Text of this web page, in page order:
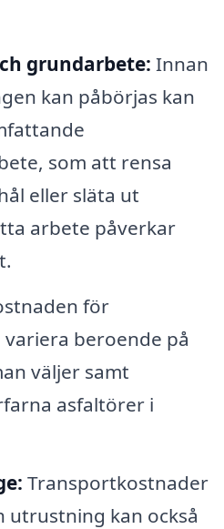
grundarbete: Innan
kan påbörjas kan
som att rensa
eller släta ut
arbete påverkar
för
beroende på
väljer samt
asfaltörer i
Transportkostnader
utrustning kan också